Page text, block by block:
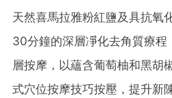
天然喜馬拉雅粉紅鹽及具抗氧
30分鐘的深層凈化去角質療
層按摩，以蘊含葡萄柚和黑胡
式穴位按摩技巧按壓，提升新